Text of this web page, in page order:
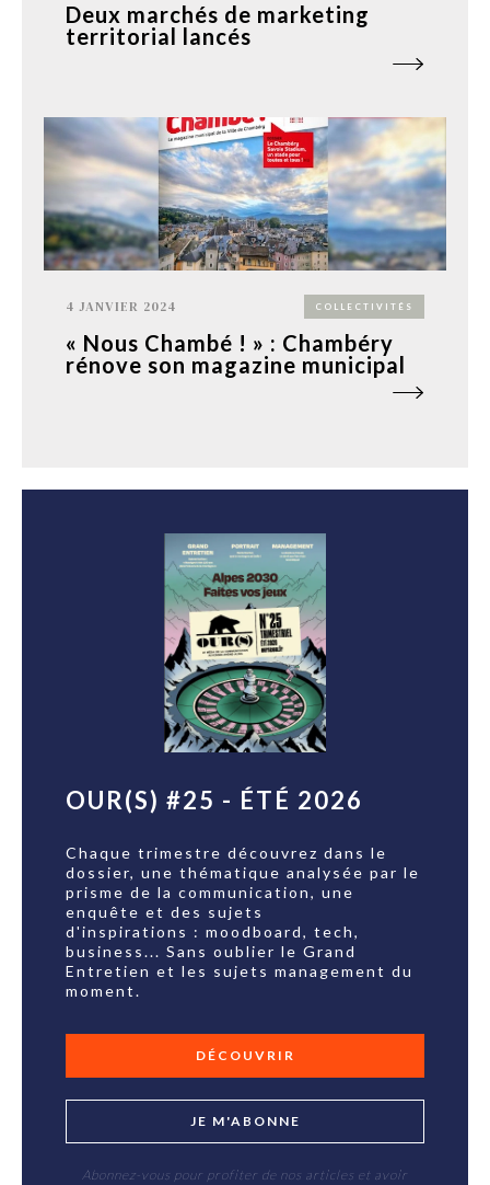
Deux marchés de marketing
territorial lancés
4 JANVIER 2024 COLLECTIVITÉS
« Nous Chambé ! » : Chambéry
rénove son magazine municipal
OUR(S) #25 - ÉTÉ 2026
Chaque trimestre découvrez dans le
dossier, une thématique analysée par le
prisme de la communication, une
enquête et des sujets
d'inspirations : moodboard, tech,
business... Sans oublier le Grand
Entretien et les sujets management du
moment.
DÉCOUVRIR
JE M'ABONNE
Abonnez-vous pour profiter de nos articles et avoir